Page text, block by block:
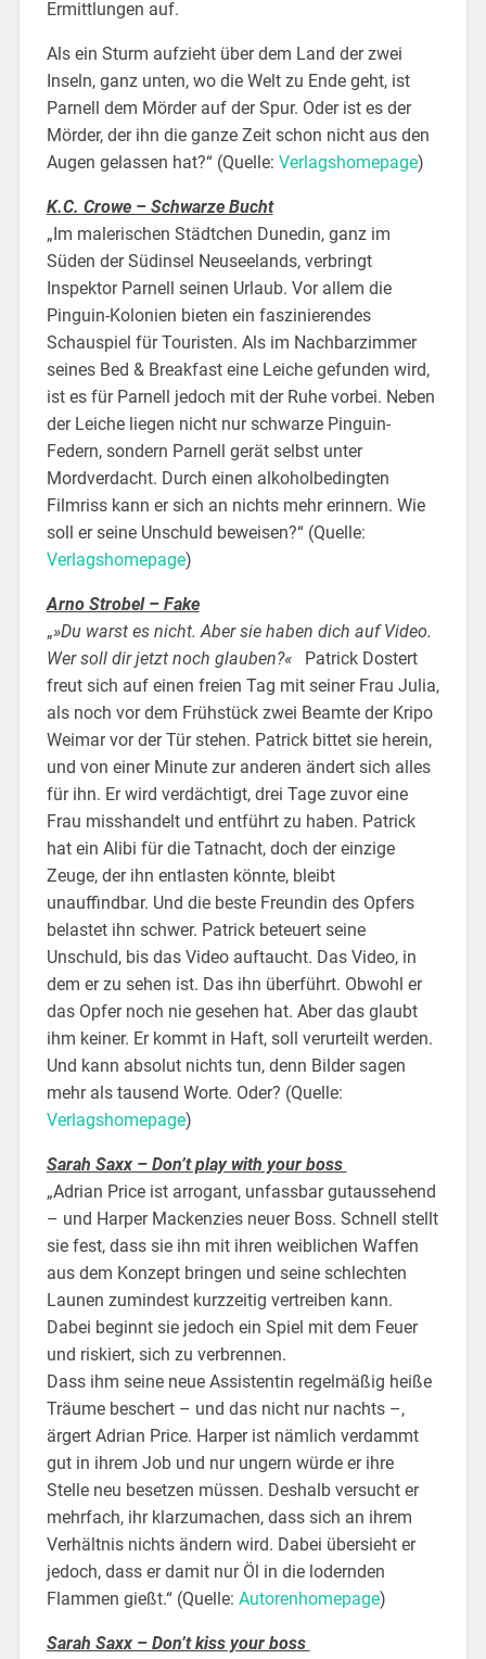
Ermittlungen auf.
Als ein Sturm aufzieht über dem Land der zwei
Inseln, ganz unten, wo die Welt zu Ende geht, ist
Parnell dem Mörder auf der Spur. Oder ist es der
Mörder, der ihn die ganze Zeit schon nicht aus den
Augen gelassen hat?“ (Quelle: Verlagshomepage)
K.C. Crowe – Schwarze Bucht
„Im malerischen Städtchen Dunedin, ganz im
Süden der Südinsel Neuseelands, verbringt
Inspektor Parnell seinen Urlaub. Vor allem die
Pinguin-Kolonien bieten ein faszinierendes
Schauspiel für Touristen. Als im Nachbarzimmer
seines Bed & Breakfast eine Leiche gefunden wird,
ist es für Parnell jedoch mit der Ruhe vorbei. Neben
der Leiche liegen nicht nur schwarze Pinguin-
Federn, sondern Parnell gerät selbst unter
Mordverdacht. Durch einen alkoholbedingten
Filmriss kann er sich an nichts mehr erinnern. Wie
soll er seine Unschuld beweisen?“ (Quelle:
Verlagshomepage)
Arno Strobel – Fake
„»Du warst es nicht. Aber sie haben dich auf Video.
Wer soll dir jetzt noch glauben?«
Patrick Dostert
freut sich auf einen freien Tag mit seiner Frau Julia,
als noch vor dem Frühstück zwei Beamte der Kripo
Weimar vor der Tür stehen. Patrick bittet sie herein,
und von einer Minute zur anderen ändert sich alles
für ihn. Er wird verdächtigt, drei Tage zuvor eine
Frau misshandelt und entführt zu haben. Patrick
hat ein Alibi für die Tatnacht, doch der einzige
Zeuge, der ihn entlasten könnte, bleibt
unauffindbar. Und die beste Freundin des Opfers
belastet ihn schwer. Patrick beteuert seine
Unschuld, bis das Video auftaucht. Das Video, in
dem er zu sehen ist. Das ihn überführt. Obwohl er
das Opfer noch nie gesehen hat. Aber das glaubt
ihm keiner. Er kommt in Haft, soll verurteilt werden.
Und kann absolut nichts tun, denn Bilder sagen
mehr als tausend Worte. Oder? (Quelle:
Verlagshomepage)
Sarah Saxx – Don’t play with your boss
„Adrian Price ist arrogant, unfassbar gutaussehend
– und Harper Mackenzies neuer Boss. Schnell stellt
sie fest, dass sie ihn mit ihren weiblichen Waffen
aus dem Konzept bringen und seine schlechten
Launen zumindest kurzzeitig vertreiben kann.
Dabei beginnt sie jedoch ein Spiel mit dem Feuer
und riskiert, sich zu verbrennen.
Dass ihm seine neue Assistentin regelmäßig heiße
Träume beschert – und das nicht nur nachts –,
ärgert Adrian Price. Harper ist nämlich verdammt
gut in ihrem Job und nur ungern würde er ihre
Stelle neu besetzen müssen. Deshalb versucht er
mehrfach, ihr klarzumachen, dass sich an ihrem
Verhältnis nichts ändern wird. Dabei übersieht er
jedoch, dass er damit nur Öl in die lodernden
Flammen gießt.“ (Quelle: Autorenhomepage)
Sarah Saxx – Don’t kiss your boss